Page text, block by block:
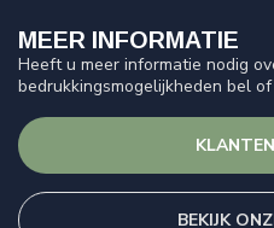
MEER INFORMATIE
Heeft u meer informatie nodig
bedrukkingsmogelijkheden bel
BEKIJK